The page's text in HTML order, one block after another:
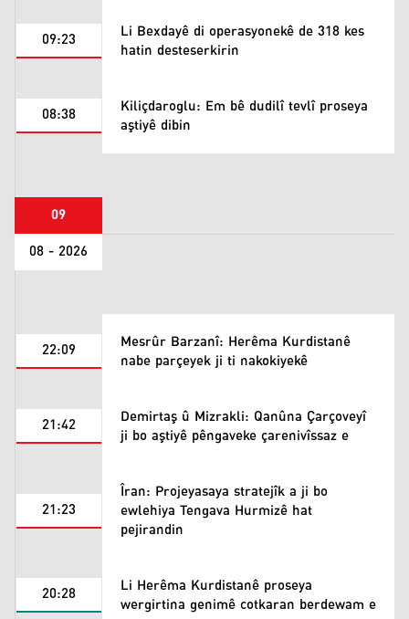
09:23 Li Bexdayê di operasyonekê de 318 kes
hatin desteserkirin
08:38 Kiliçdaroglu: Em bê dudilî tevlî proseya
aştiyê dibin
09
08 - 2026
22:09 Mesrûr Barzanî: Herêma Kurdistanê
nabe parçeyek ji ti nakokiyekê
21:42 Demirtaş û Mizrakli: Qanûna Çarçoveyî
ji bo aştiyê pêngaveke çarenivîssaz e
21:23
Îran: Projeyasaya stratejîk a ji bo
ewlehiya Tengava Hurmizê hat
pejirandin
20:28 Li Herêma Kurdistanê proseya
wergirtina genimê cotkaran berdewam e